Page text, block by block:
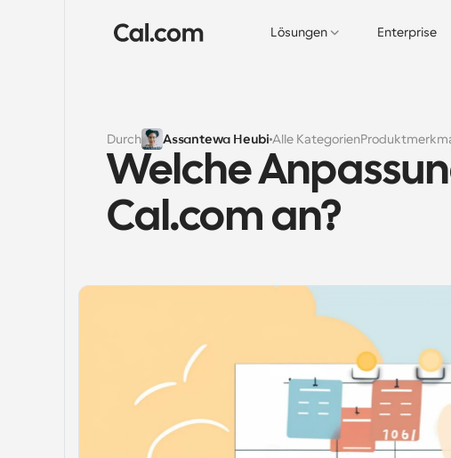
Lösungen Enterprise
Durch Assantewa Heubi Alle Kategorien
Welche
Cal.com an?